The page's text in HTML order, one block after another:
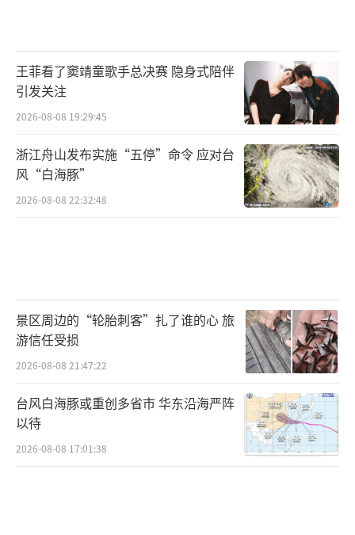
王菲看了窦靖童歌手总决赛 隐身式陪伴
引发关注
2026-08-08 19:29:45
浙江舟山发布实施“五停”命令 应对台
风“白海豚”
2026-08-08 22:32:48
景区周边的“轮胎刺客”扎了谁的心 旅
游信任受损
2026-08-08 21:47:22
台风白海豚或重创多省市 华东沿海严阵
以待
2026-08-08 17:01:38